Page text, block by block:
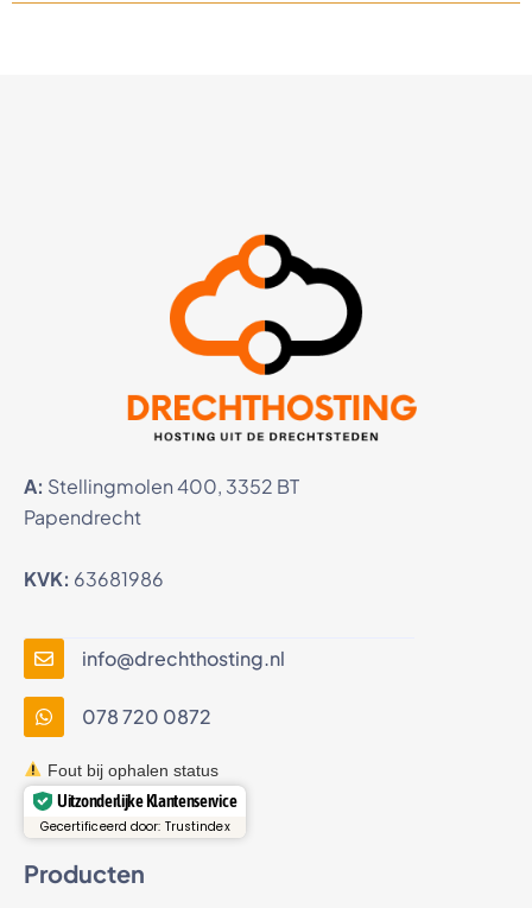
A: Stellingmolen 400, 3352 BT
Papendrecht
KVK: 63681986
info@drechthosting.nl
078 720 0872
Fout bij ophalen status
Uitzonderlijke Klantenservice
Gecertificeerd door: Trustindex
Producten